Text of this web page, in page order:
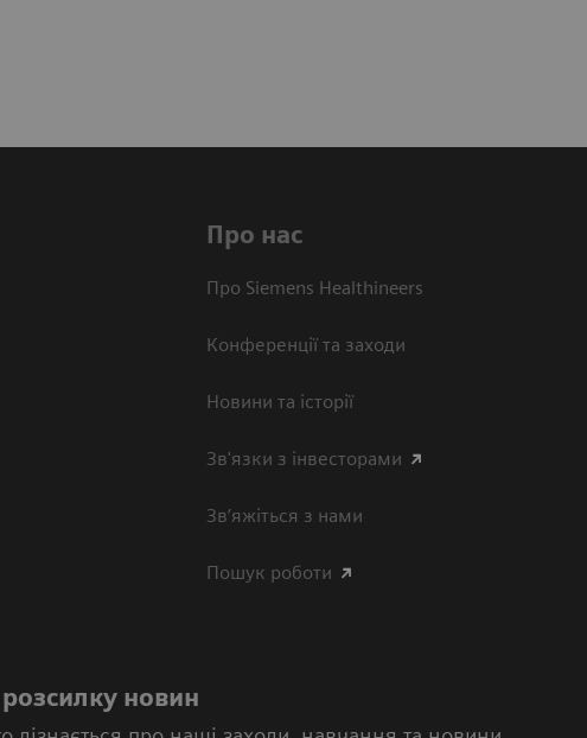
Про нас
Про Siemens Healthineers
Конференції та заходи
Новини та історії
Зв'язки з інвесторами
Зв’яжіться з нами
Пошук роботи
новин